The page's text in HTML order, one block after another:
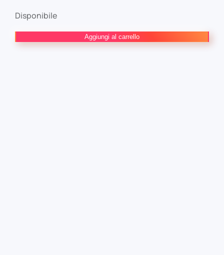
Disponibile
JOJOLANDS
Aggiungi al carrello